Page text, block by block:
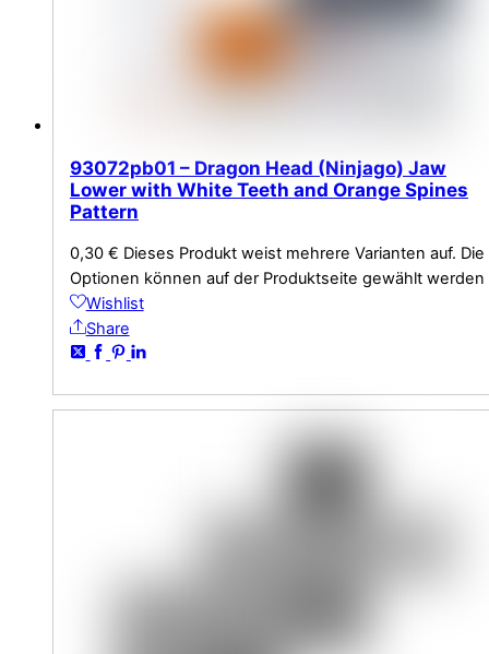
93072pb01 – Dragon Head (Ninjago) Jaw
Lower with White Teeth and Orange Spines
Pattern
0,30 € Dieses Produkt weist mehrere Varianten auf. Die
Optionen können auf der Produktseite gewählt werden
Wishlist
Share